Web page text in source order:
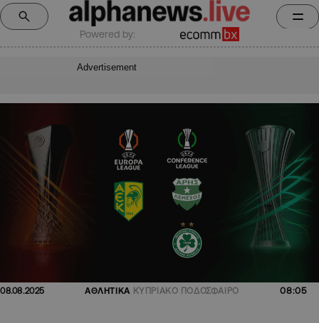
Powered by:
Advertisement
08.08.2025 ΑΘΛΗΤΙΚΑ ΚΥΠΡΙΑΚΟ ΠΟΔΟΣΦΑΙΡΟ 08:05